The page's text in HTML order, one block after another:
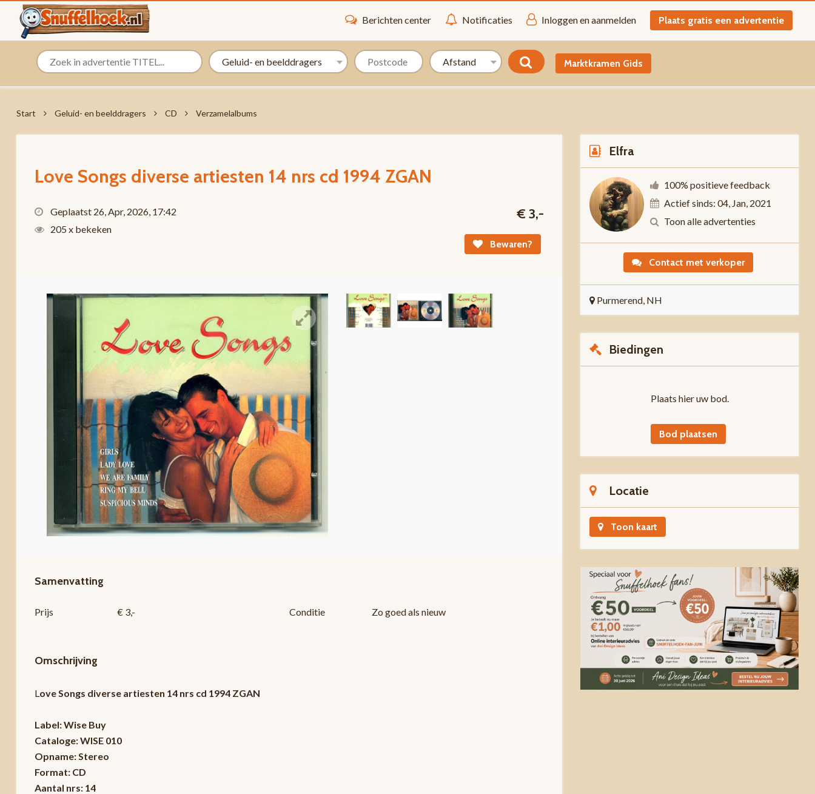
Berichten center Notificaties Inloggen en aanmelden Plaats gratis een advertentie
Marktkramen Gids
Start Geluid- en beelddragers CD Verzamelalbums
Love Songs diverse artiesten 14 nrs cd 1994 ZGAN
Geplaatst 26, Apr, 2026, 17:42
205 x bekeken
€ 3,-
Bewaren?
Samenvatting
Prijs € 3,- Conditie Zo goed als nieuw
Omschrijving
Love Songs diverse artiesten 14 nrs cd 1994 ZGAN
Label: Wise Buy
Cataloge: WISE 010
Opname: Stereo
Format: CD
Aantal nrs: 14
Elfra
100% positieve feedback
Actief sinds: 04, Jan, 2021
Toon alle advertenties
Contact met verkoper
Purmerend, NH
Biedingen
Plaats hier uw bod.
Bod plaatsen
Locatie
Toon kaart